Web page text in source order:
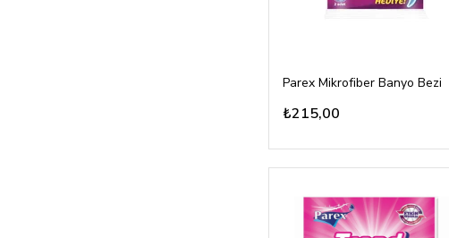
Parex Mikrofiber Banyo Bezi
₺215,00